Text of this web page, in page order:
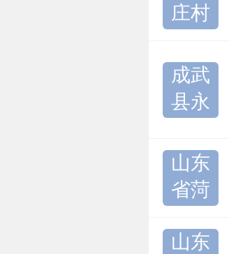
庄村
成武
县永
山东
省菏
山东